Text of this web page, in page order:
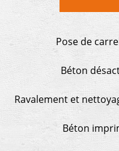
Pose de
Béton
Ravalement et
Béton